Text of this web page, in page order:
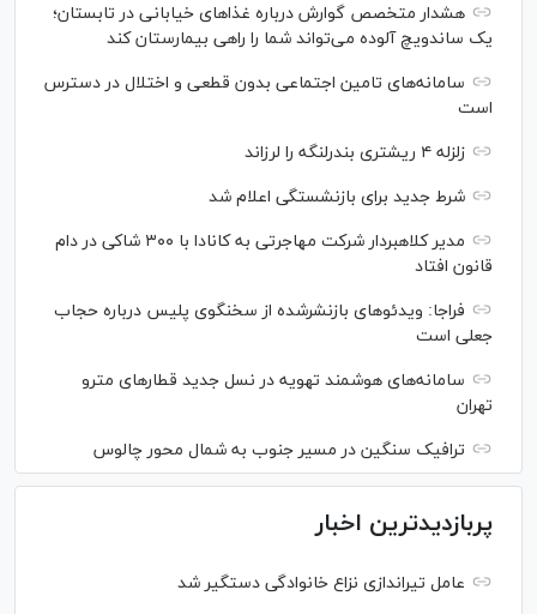
هشدار متخصص گوارش درباره غذا‌های خیابانی در تابستان؛
یک ساندویچ آلوده می‌تواند شما را راهی بیمارستان کند
سامانه‌های تامین اجتماعی بدون قطعی و اختلال در دسترس
است
زلزله ۴ ریشتری بندرلنگه را لرزاند
شرط جدید برای بازنشستگی اعلام شد
مدیر کلاهبردار شرکت مهاجرتی به کانادا با ۳۰۰ شاکی در دام
قانون افتاد
فراجا: ویدئو‌های بازنشرشده از سخنگوی پلیس درباره حجاب
جعلی است
سامانه‌های هوشمند تهویه در نسل جدید قطار‌های مترو
تهران
ترافیک سنگین در مسیر جنوب به شمال محور چالوس
پربازدیدترین اخبار
عامل تیراندازی نزاع خانوادگی دستگیر شد